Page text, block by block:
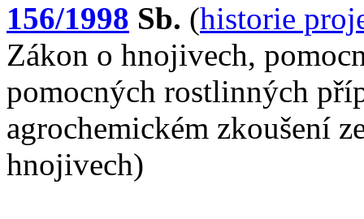
156/1998 Sb. (historie
Zákon o hnojivech,
pomocných rostlinných
agrochemickém zkoušení
hnojivech)